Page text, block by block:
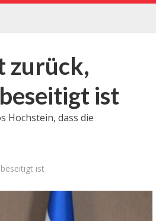
zurück,
ist
Hochstein, dass die
ist